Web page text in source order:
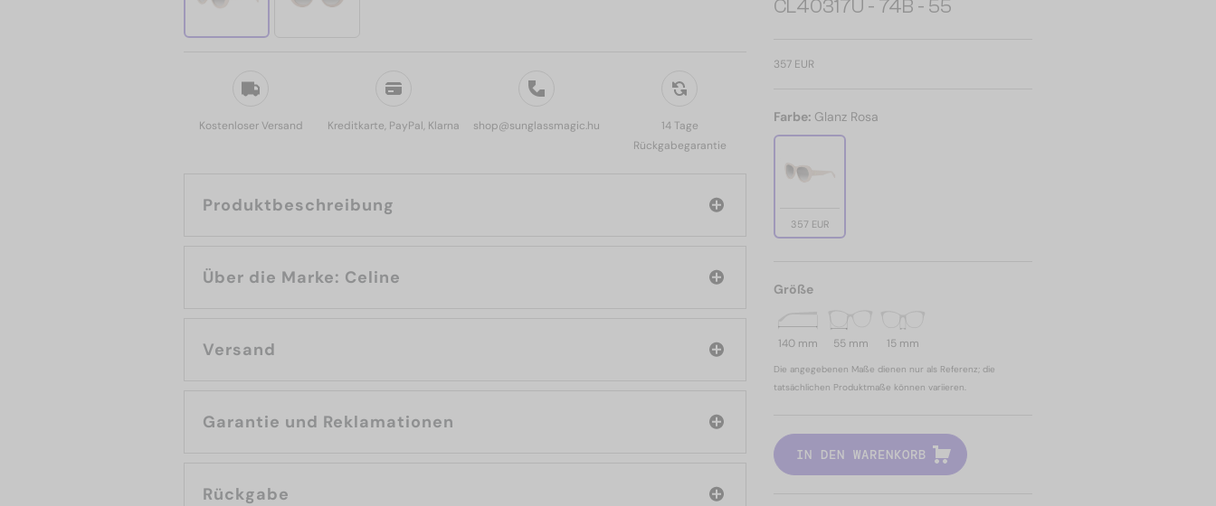
Kostenloser Versand Kreditkarte, PayPal, Klarna shop@sunglassmagic.hu
14 Tage
Rückgabegarantie
Produktbeschreibung
Über die Marke: Celine
Versand
Garantie und Reklamationen
Rückgabe
CL40317U - 74B - 55
357 EUR
Farbe: Glanz Rosa
357 EUR
Größe
140 mm 55 mm 15 mm
Die angegebenen Maße dienen nur als Referenz; die
tatsächlichen Produktmaße können variieren.
IN DEN WARENKORB